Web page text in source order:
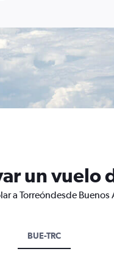
un vuelo
a Torreóndesde
BUE-TRC